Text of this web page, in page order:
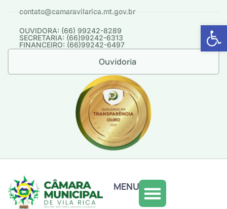
Abrir
contato@camaravilarica.mt.gov.br
OUVIDORA: (66) 99242-8289
SECRETARIA: (66)99242-6313
FINANCEIRO: (66)99242-6497
Ouvidoria
MENU